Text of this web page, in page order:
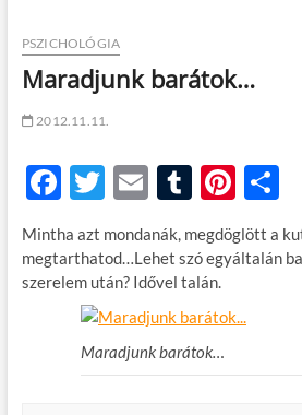
PSZICHOLÓGIA
Maradjunk barátok…
2012.11.11.
F
e
b
T
itt
er
E
m
ail
T
m
bl
r
Pi
nt
er
t
O
ss
Mintha azt mondanák, megdöglött a
megtarthatod…Lehet szó egyáltalán
szerelem után? Idővel talán.
Maradjunk barátok…